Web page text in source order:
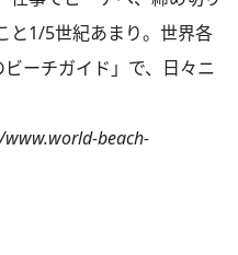
と1/5世紀あまり。世界各
ーチガイド」で、日々ニ
beach-